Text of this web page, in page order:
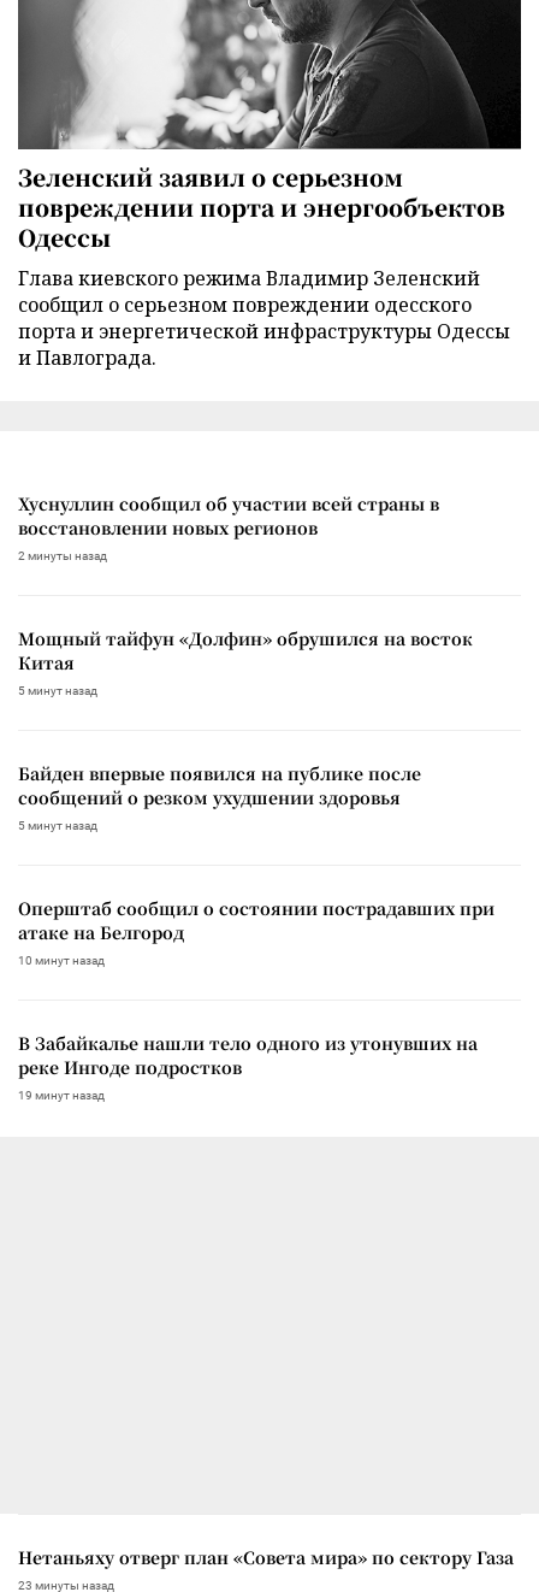
Зеленский заявил о серьезном
повреждении порта и энергообъектов
Одессы
Глава киевского режима Владимир Зеленский
сообщил о серьезном повреждении одесского
порта и энергетической инфраструктуры Одессы
и Павлограда.
Хуснуллин сообщил об участии всей страны в
восстановлении новых регионов
2 минуты назад
Мощный тайфун «Долфин» обрушился на восток
Китая
5 минут назад
Байден впервые появился на публике после
сообщений о резком ухудшении здоровья
5 минут назад
Оперштаб сообщил о состоянии пострадавших при
атаке на Белгород
10 минут назад
В Забайкалье нашли тело одного из утонувших на
реке Ингоде подростков
19 минут назад
Нетаньяху отверг план «Совета мира» по сектору Газа
23 минуты назад